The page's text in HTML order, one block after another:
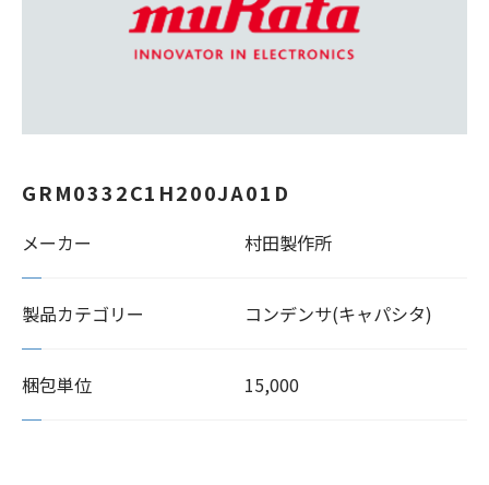
GRM0332C1H200JA01D
メーカー 村田製作所
製品カテゴリー コンデンサ(キャパシタ)
梱包単位 15,000